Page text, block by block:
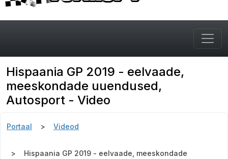
Hispaania GP 2019 - eelvaade,
meeskondade uuendused,
Autosport - Video
Portaal Videod
Hispaania GP 2019 - eelvaade, meeskondade